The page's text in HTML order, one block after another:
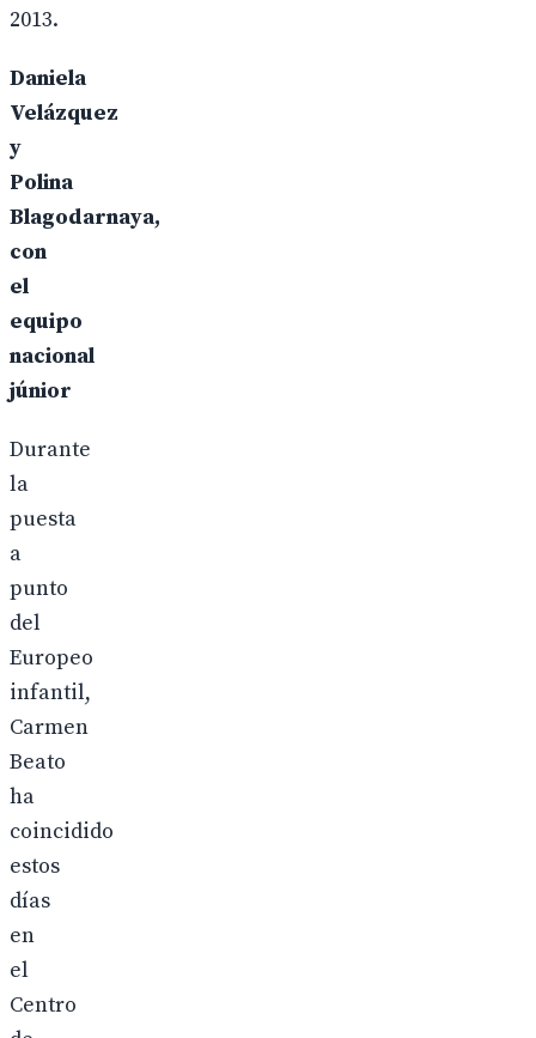
2013.
Daniela
Velázquez
y
Polina
Blagodarnaya,
con
el
equipo
nacional
júnior
Durante
la
puesta
a
punto
del
Europeo
infantil,
Carmen
Beato
ha
coincidido
estos
días
en
el
Centro